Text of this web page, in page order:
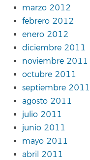
marzo 2012
febrero 2012
enero 2012
diciembre 2011
noviembre 2011
octubre 2011
septiembre 2011
agosto 2011
julio 2011
junio 2011
mayo 2011
abril 2011